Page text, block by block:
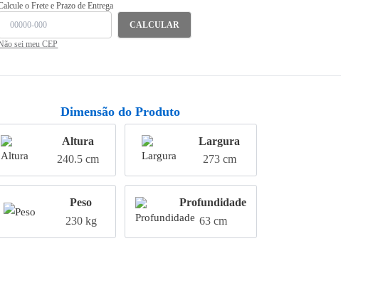
o Frete e Prazo de Entrega
CALCULAR
sei meu CEP
Dimensão do Produto
Altura
240.5 cm
Largura
273 cm
Peso
230 kg
Profundidade
63 cm